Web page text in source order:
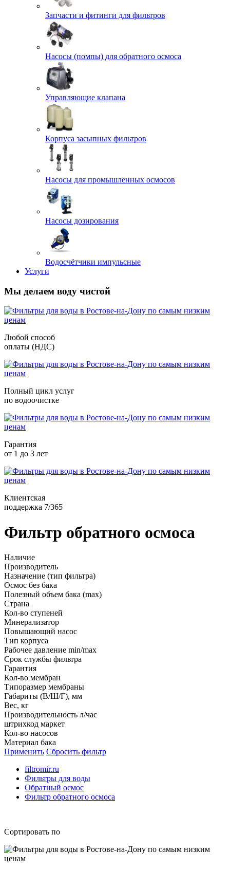
Запчасти и фитинги для фильтров
Насосы (помпы) для обратного осмоса
Управляющие клапана
Корпуса засыпных фильтров
Насосы для промышленных осмосов
Насосы дозирования
Водосчётчики импульсные
Услуги
Мы делаем воду чистой
Любой способ
оплаты (НДС)
Полный цикл услуг
по водоочистке
Гарантия
от 1 до 3 лет
Клиентская
поддержка 7/365
Фильтр обратного осмоса
Наличие
Производитель
Назначение (тип фильтра)
Осмос без бака
Полезный объем бака (max)
Страна
Кол-во ступеней
Минерализатор
Повышающий насос
Тип корпуса
Рабочее давление min/max
Срок службы фильтра
Гарантия
Кол-во мембран
Типоразмер мембраны
Габариты (В/Ш/Г), мм
Вес, кг
Производительность л/час
штрихкод маркет
Кол-во насосов
Материал бака
Применить Сбросить фильтр
filtromir.ru
Фильтры для воды
Обратный осмос
Фильтр обратного осмоса
Сортировать по